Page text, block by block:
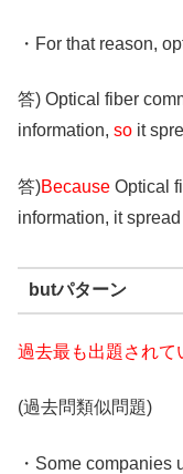
・For that reason,
答) Optical fiber
information, so it
答)Because Optical
information, it spread
butパターン
過去最も出題されて
(過去問類似問題)
・Some companies